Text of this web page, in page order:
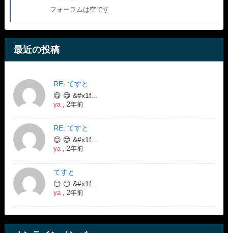
フォーラムは空です
最近の投稿
RE: てすと
😋 😋 &#x1f...
ya,2年前
RE: てすと
😊 😊 &#x1f...
ya 2年前
てすと
😶 😶 &#x1f...
ya 2年前